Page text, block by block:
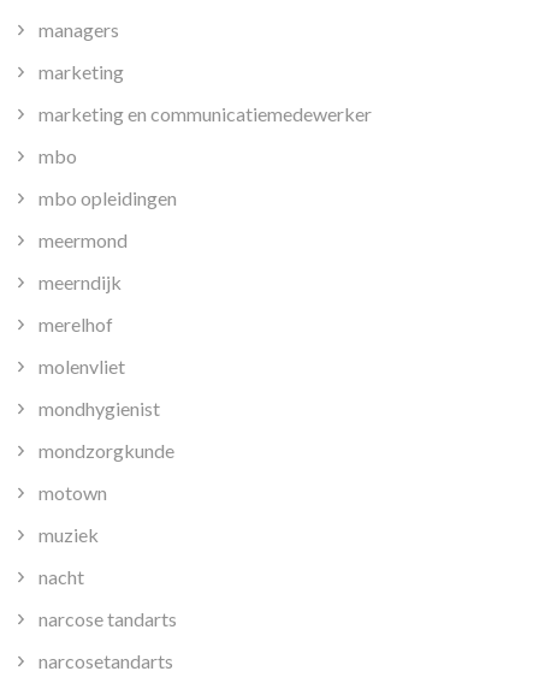
managers
marketing
marketing en communicatiemedewerker
mbo
mbo opleidingen
meermond
meerndijk
merelhof
molenvliet
mondhygienist
mondzorgkunde
motown
muziek
nacht
narcose tandarts
narcosetandarts